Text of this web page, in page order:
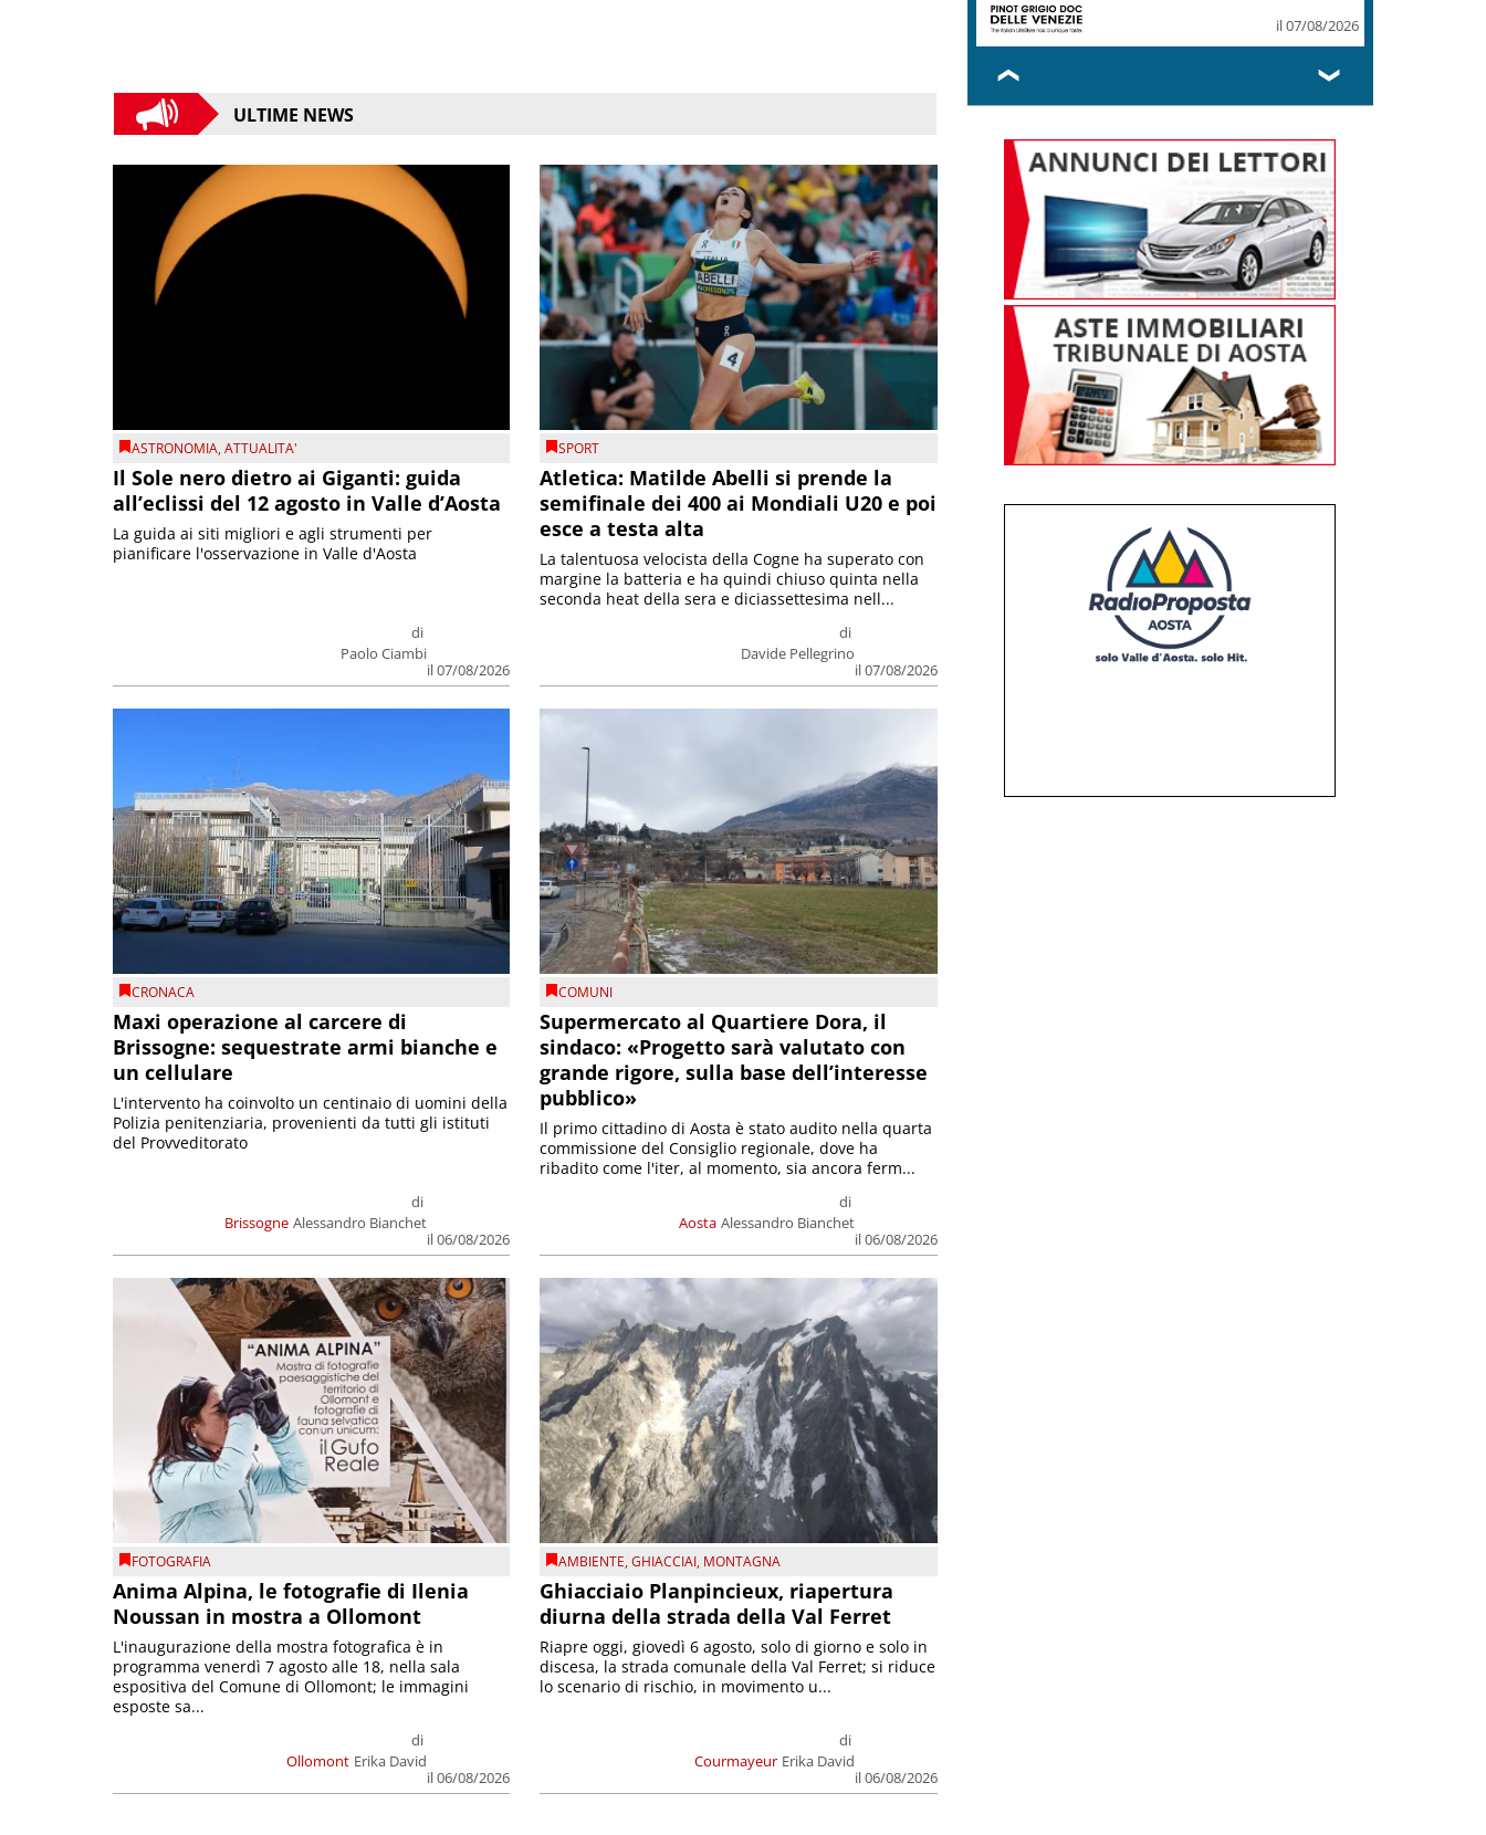
ULTIME NEWS
ASTRONOMIA,ATTUALITA'
Il Sole nero dietro ai Giganti: guida
all’eclissi del 12 agosto in Valle d’Aosta
di
Paolo Ciambi
il 07/08/2026
La guida ai siti migliori e agli strumenti per
pianificare l'osservazione in Valle d'Aosta
SPORT
Atletica: Matilde Abelli si prende la
semifinale dei 400 ai Mondiali U20 e poi
esce a testa alta
di
Davide Pellegrino
il 07/08/2026
La talentuosa velocista della Cogne ha superato con
margine la batteria e ha quindi chiuso quinta nella
seconda heat della sera e diciassettesima nell...
CRONACA
Maxi operazione al carcere di
Brissogne: sequestrate armi bianche e
un cellulare
Brissogne
di
Alessandro Bianchet
il 06/08/2026
L'intervento ha coinvolto un centinaio di uomini della
Polizia penitenziaria, provenienti da tutti gli istituti
del Provveditorato
COMUNI
Supermercato al Quartiere Dora, il
sindaco: «Progetto sarà valutato con
grande rigore, sulla base dell’interesse
pubblico»
Aosta
di
Alessandro Bianchet
il 06/08/2026
Il primo cittadino di Aosta è stato audito nella quarta
commissione del Consiglio regionale, dove ha
ribadito come l'iter, al momento, sia ancora ferm...
FOTOGRAFIA
Anima Alpina, le fotografie di Ilenia
Noussan in mostra a Ollomont
Ollomont
di
Erika David
il 06/08/2026
L'inaugurazione della mostra fotografica è in
programma venerdì 7 agosto alle 18, nella sala
espositiva del Comune di Ollomont; le immagini
esposte sa...
AMBIENTE,GHIACCIAI, MONTAGNA
Ghiacciaio Planpincieux, riapertura
diurna della strada della Val Ferret
Courmayeur
di
Erika David
il 06/08/2026
Riapre oggi, giovedì 6 agosto, solo di giorno e solo in
discesa, la strada comunale della Val Ferret; si riduce
lo scenario di rischio, in movimento u...
il 07/08/2026
❮ ❯